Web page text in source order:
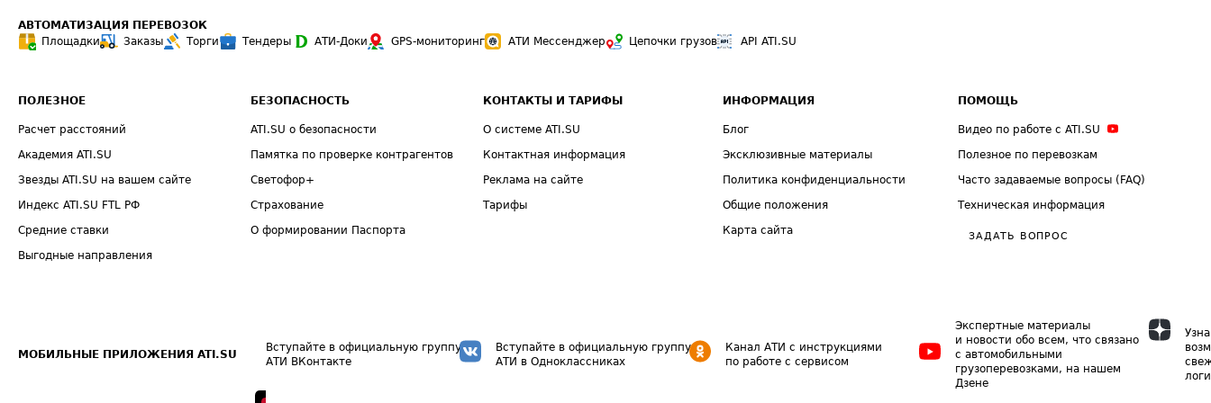
АВТОМАТИЗАЦИЯ ПЕРЕВОЗОК
Площадки
Заказы Торги Тендеры АТИ-Доки GPS-мониторинг АТИ Мессенджер Цепочки грузов API ATI.SU
ПОЛЕЗНОЕ
Расчет расстояний
Академия ATI.SU
Звезды ATI.SU на вашем сайте
Индекс ATI.SU FTL РФ
Средние ставки
Выгодные направления
БЕЗОПАСНОСТЬ
ATI.SU о безопасности
Памятка по проверке контрагентов
Светофор+
Страхование
О формировании Паспорта
КОНТАКТЫ И ТАРИФЫ
О системе ATI.SU
Контактная информация
Реклама на сайте
Тарифы
ИНФОРМАЦИЯ
Блог
Эксклюзивные материалы
Политика конфиденциальности
Общие положения
Карта сайта
ПОМОЩЬ
Видео по работе с ATI.SU
Полезное по перевозкам
Часто задаваемые вопросы (FAQ)
Техническая информация
ЗАДАТЬ ВОПРОС
МОБИЛЬНЫЕ ПРИЛОЖЕНИЯ ATI.SU
Вступайте в официальную группу
АТИ ВКонтакте
Вступайте в официальную группу
АТИ в Одноклассниках
Канал АТИ с инструкциями
по работе с сервисом
Экспертные материалы
и новости обо всем, что связано
с автомобильными
грузоперевозками, на нашем
Дзене